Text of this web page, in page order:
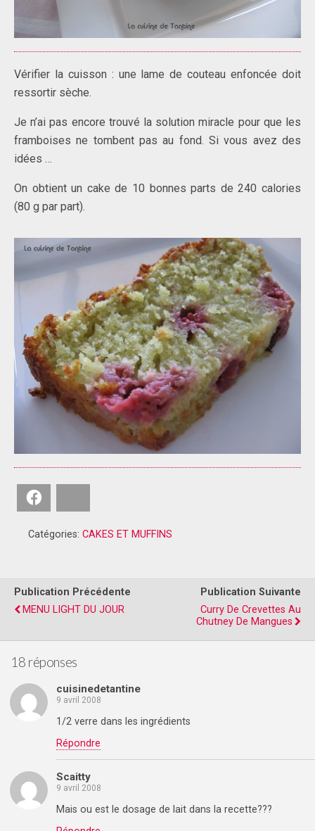
Vérifier la cuisson : une lame de couteau enfoncée doit
ressortir sèche.
Je n’ai pas encore trouvé la solution miracle pour que les
framboises ne tombent pas au fond. Si vous avez des
idées …
On obtient un cake de 10 bonnes parts de 240 calories
(80 g par part).
Catégories: CAKES ET MUFFINS
Publication Précédente
MENU LIGHT DU JOUR
Publication Suivante
Curry De Crevettes Au
Chutney De Mangues
18 réponses
cuisinedetantine
9 avril 2008
1/2 verre dans les ingrédients
Répondre
Scaitty
9 avril 2008
Mais ou est le dosage de lait dans la recette???